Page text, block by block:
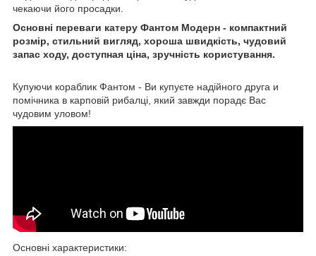
чекаючи його просадки.
Основні переваги катеру Фантом Модерн - компактний
розмір, стильний вигляд, хороша швидкість, чудовий
запас ходу, доступная ціна, зручність користування.
Купуючи кораблик Фантом - Ви купуєте надійного друга и
помічника в карповій рибалці, який завжди порадє Вас
чудовим уловом!
Основні характеристики: